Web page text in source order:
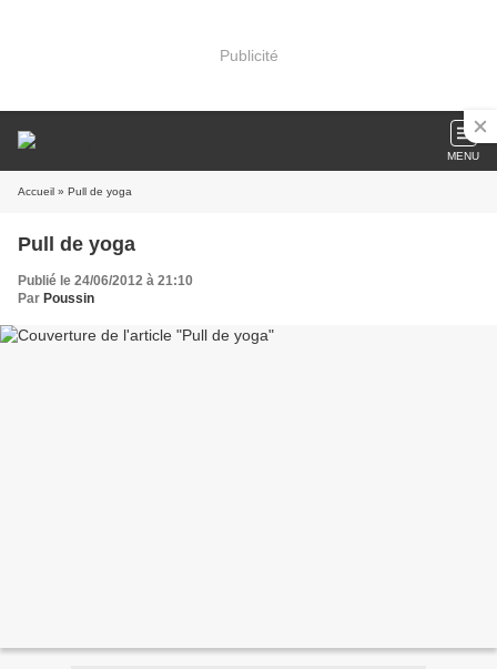
Publicité
MENU
Accueil » Pull de yoga
Pull de yoga
Publié le 24/06/2012 à 21:10
Par Poussin